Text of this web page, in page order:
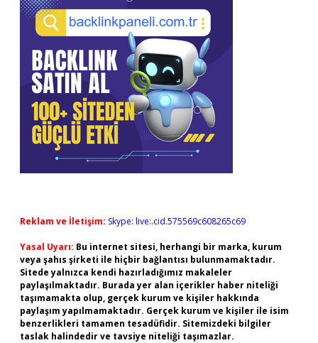
Reklam ve İletişim: Skype: live:.cid.575569c608265c69
Yasal Uyarı: Bu internet sitesi, herhangi bir marka, kurum
veya şahıs şirketi ile hiçbir bağlantısı bulunmamaktadır.
Sitede yalnızca kendi hazırladığımız makaleler
paylaşılmaktadır. Burada yer alan içerikler haber niteliği
taşımamakta olup, gerçek kurum ve kişiler hakkında
paylaşım yapılmamaktadır. Gerçek kurum ve kişiler ile isim
benzerlikleri tamamen tesadüfidir. Sitemizdeki bilgiler
taslak halindedir ve tavsiye niteliği taşımazlar.